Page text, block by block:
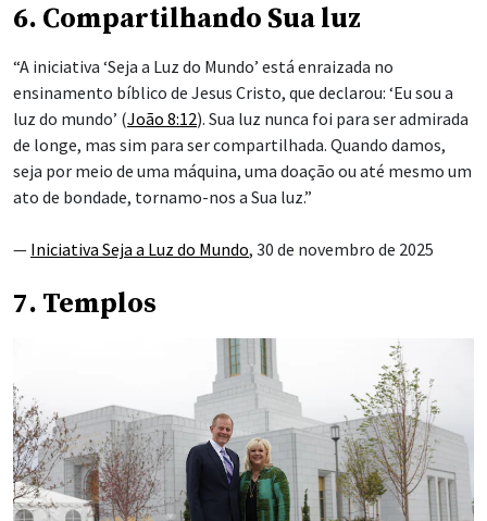
6. Compartilhando Sua luz
“A iniciativa ‘Seja a Luz do Mundo’ está enraizada no
ensinamento bíblico de Jesus Cristo, que declarou: ‘Eu sou a
luz do mundo’ (João 8:12). Sua luz nunca foi para ser admirada
de longe, mas sim para ser compartilhada. Quando damos,
seja por meio de uma máquina, uma doação ou até mesmo um
ato de bondade, tornamo-nos a Sua luz.”
— Iniciativa Seja a Luz do Mundo, 30 de novembro de 2025
7. Templos